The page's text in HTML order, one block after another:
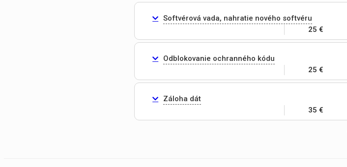
Softvérová vada, nahratie nového softvéru
25 €
Odblokovanie ochranného kódu
25 €
Záloha dát
35 €